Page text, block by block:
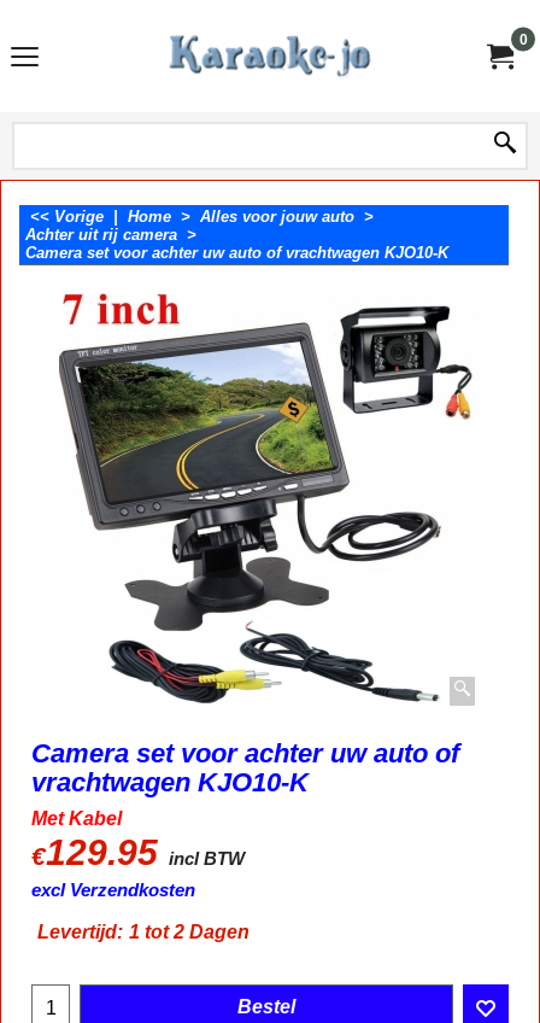
0
<< Vorige Home > Alles voor jouw auto >
Achter uit rij camera >
Camera set voor achter uw auto of vrachtwagen KJO10-K
Camera set voor achter uw auto of
vrachtwagen KJO10-K
Met Kabel
€129.95 incl BTW
excl Verzendkosten
Levertijd: 1 tot 2 Dagen
Bestel